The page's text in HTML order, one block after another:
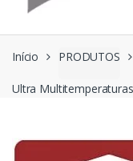
Início PRODUTOS
Ultra